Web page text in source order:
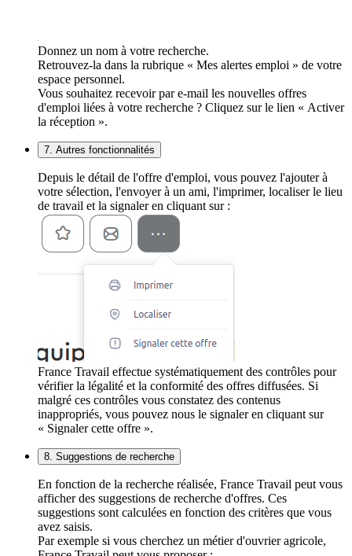
Donnez un nom à votre recherche.
Retrouvez-la dans la rubrique « Mes alertes emploi » de votre
espace personnel.
Vous souhaitez recevoir par e-mail les nouvelles offres
d'emploi liées à votre recherche ? Cliquez sur le lien « Activer
la réception ».
7. Autres fonctionnalités
Depuis le détail de l'offre d'emploi, vous pouvez l'ajouter à
votre sélection, l'envoyer à un ami, l'imprimer, localiser le lieu
de travail et la signaler en cliquant sur :
France Travail effectue systématiquement des contrôles pour
vérifier la légalité et la conformité des offres diffusées. Si
malgré ces contrôles vous constatez des contenus
inappropriés, vous pouvez nous le signaler en cliquant sur
« Signaler cette offre ».
8. Suggestions de recherche
En fonction de la recherche réalisée, France Travail peut vous
afficher des suggestions de recherche d'offres. Ces
suggestions sont calculées en fonction des critères que vous
avez saisis.
Par exemple si vous cherchez un métier d'ouvrier agricole,